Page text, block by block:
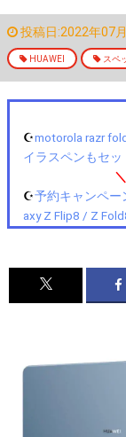
投稿日:2022年07
HUAWEI スペ
☪️motorola razr
イラスペンもセッ
☪️予約キャンペー
axy Z Flip8 / Z